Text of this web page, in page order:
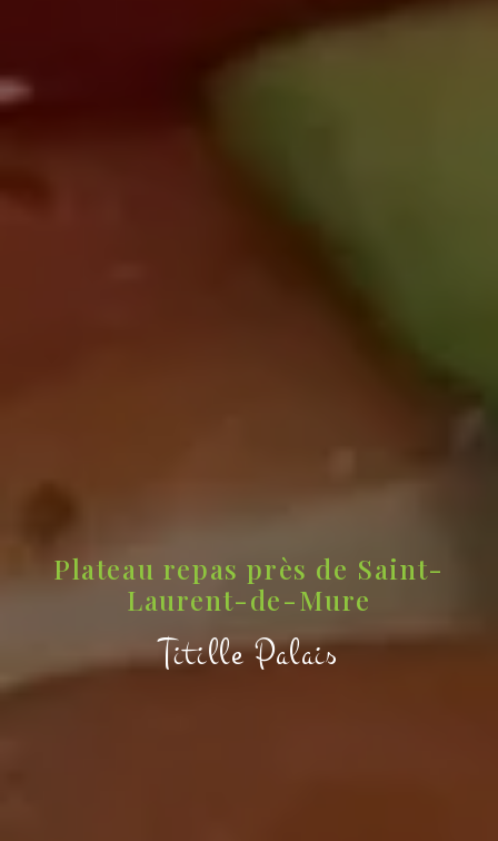
Plateau repas près de Saint-
Laurent-de-Mure
Titille Palais